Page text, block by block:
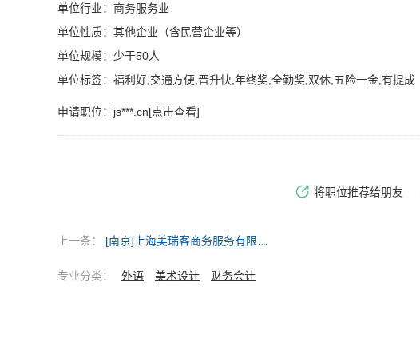
单位行业：商务服务业
单位性质：其他企业（含民营企业等）
单位规模：少于50人
单位标签：福利好,交通方便,晋升快,年终奖,全勤奖,双休,五险一金,有提成
申请职位： js***.cn[点击查看]
将职位推荐给朋友
上一条： [南京]上海美瑞客商务服务有限公司
专业分类： 外语 美术设计 财务会计